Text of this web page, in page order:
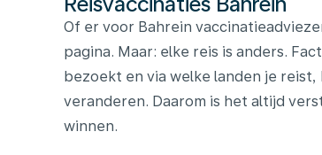
Of er voor Bahrein
pagina. Maar: elke reis is anders.
bezoekt en via welke landen je
veranderen. Daarom is het altijd
winnen.